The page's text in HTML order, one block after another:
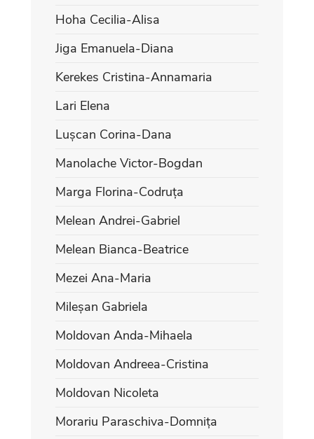
Hoha Cecilia-Alisa
Jiga Emanuela-Diana
Kerekes Cristina-Annamaria
Lari Elena
Lușcan Corina-Dana
Manolache Victor-Bogdan
Marga Florina-Codruța
Melean Andrei-Gabriel
Melean Bianca-Beatrice
Mezei Ana-Maria
Mileșan Gabriela
Moldovan Anda-Mihaela
Moldovan Andreea-Cristina
Moldovan Nicoleta
Morariu Paraschiva-Domnița